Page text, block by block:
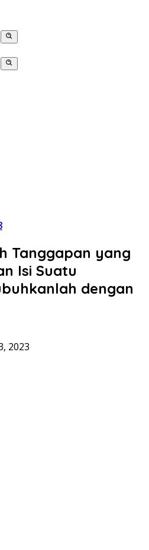
Tanggapan yang
Isi Suatu
dengan
2023